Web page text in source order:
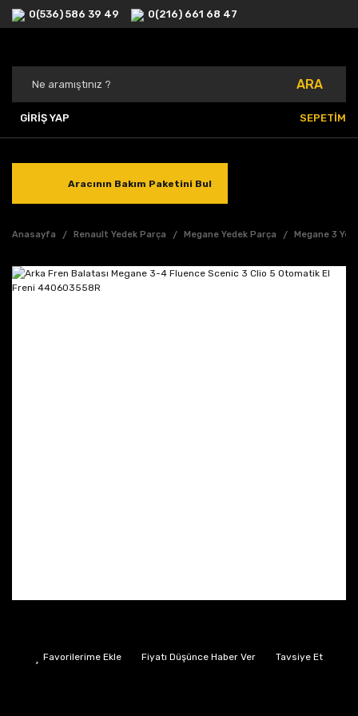
0(536) 586 39 49 0(216) 661 68 47
ARA
GİRİŞ YAP SEPETİM
Aracının Bakım Paketini Bul
Anasayfa Renault Yedek Parça Megane Yedek Parça Megane 3
Fiyatı Düşünce Haber Ver Tavsiye Et